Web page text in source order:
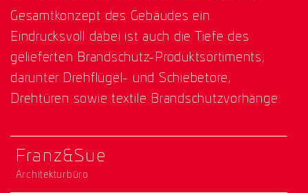
Gesamtkonzept des Gebäudes ein.
Eindrucksvoll dabei ist auch die Tiefe des
gelieferten Brandschutz-Produktsortiments;
darunter Drehflügel- und Schiebetore,
Drehtüren sowie textile Brandschutzvorhänge.
Franz&Sue
Architekturbüro